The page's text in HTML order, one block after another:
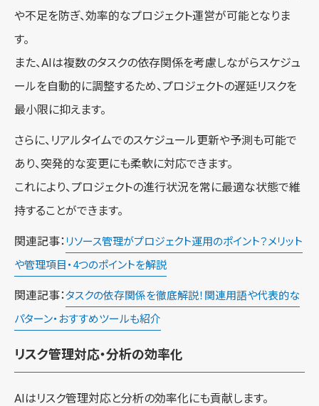
や不足を防ぎ、効率的なプロジェクト運営が可能となりま
す。
また、AIは複数のタスクの依存関係を考慮しながらスケジュ
ールを自動的に調整するため、プロジェクトの遅延リスクを
最小限に抑えます。
さらに、リアルタイムでのスケジュール更新や予測も可能で
あり、突発的な変更にも柔軟に対応できます。
これにより、プロジェクトの進行状況を常に最適な状態で維
持することができます。
関連記事： リソース管理がプロジェクト運用のポイント？メリット
や管理項目・4つのポイントを解説
関連記事：タスクの依存関係を徹底解説！関連用語や代表的な
パターン・おすすめツールも紹介
リスク管理対応・分析の効率化
AIはリスク管理対応と分析の効率化にも貢献します。